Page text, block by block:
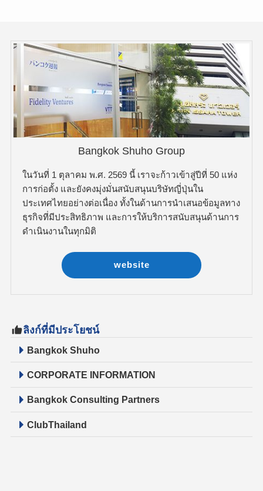
Bangkok Shuho Group
ในวันที่ 1 ตุลาคม พ.ศ. 2569 นี้ เราจะก้าวเข้าสู่ปีที่ 50 แห่ง
การก่อตั้ง และยังคงมุ่งมั่นสนับสนุนบริษัทญี่ปุ่นใน
ประเทศไทยอย่างต่อเนื่อง ทั้งในด้านการนำเสนอข้อมูลทาง
ธุรกิจที่มีประสิทธิภาพ และการให้บริการสนับสนุนด้านการ
ดำเนินงานในทุกมิติ
website
ลิงก์ที่มีประโยชน์
Bangkok Shuho
CORPORATE INFORMATION
Bangkok Consulting Partners
ClubThailand